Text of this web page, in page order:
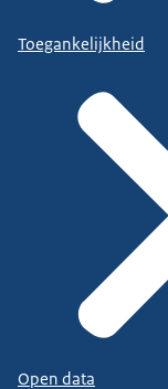
Toegankelijkheid
Open data